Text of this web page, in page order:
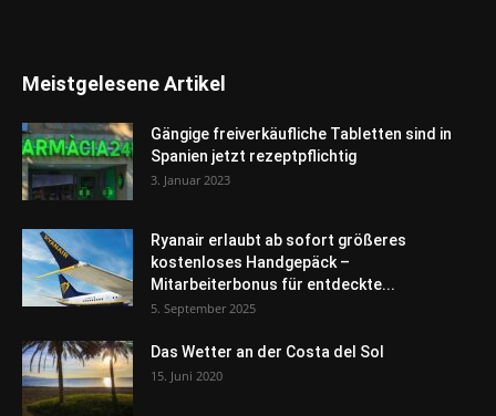
Meistgelesene Artikel
Gängige freiverkäufliche Tabletten sind in
Spanien jetzt rezeptpflichtig
3. Januar 2023
Ryanair erlaubt ab sofort größeres
kostenloses Handgepäck –
Mitarbeiterbonus für entdeckte...
5. September 2025
Das Wetter an der Costa del Sol
15. Juni 2020